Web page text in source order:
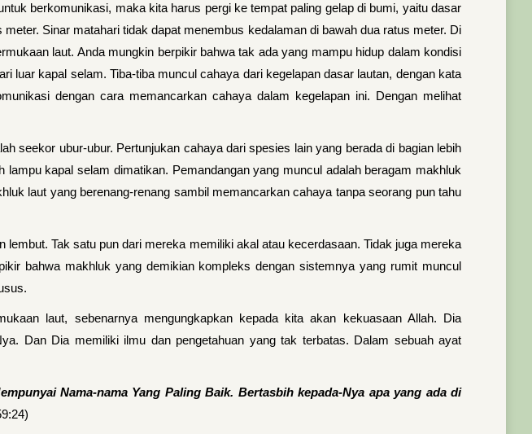
berkomunikasi, maka kita harus pergi ke tempat paling gelap di bumi, yaitu dasar
Sinar matahari tidak dapat menembus kedalaman di bawah dua ratus meter. Di
laut. Anda mungkin berpikir bahwa tak ada yang mampu hidup dalam kondisi
luar kapal selam. Tiba-tiba muncul cahaya dari kegelapan dasar lautan, dengan kata
dengan cara memancarkan cahaya dalam kegelapan ini. Dengan melihat
seekor ubur-ubur. Pertunjukan cahaya dari spesies lain yang berada di bagian lebih
kapal selam dimatikan. Pemandangan yang muncul adalah beragam makhluk
laut yang berenang-renang sambil memancarkan cahaya tanpa seorang pun tahu
Tak satu pun dari mereka memiliki akal atau kecerdasaan. Tidak juga mereka
bahwa makhluk yang demikian kompleks dengan sistemnya yang rumit muncul
laut, sebenarnya mengungkapkan kepada kita akan kekuasaan Allah. Dia
Dan Dia memiliki ilmu dan pengetahuan yang tak terbatas. Dalam sebuah ayat
Nama-nama Yang Paling Baik. Bertasbih kepada-Nya apa yang ada di